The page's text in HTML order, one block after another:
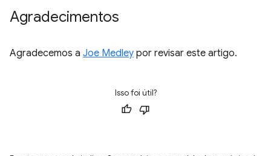
Agradecimentos
Agradecemos a Joe Medley por revisar este artigo.
Isso foi útil?